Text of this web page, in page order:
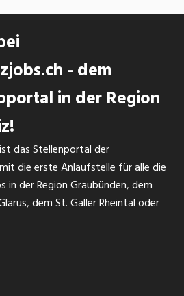
Messungen der
Asphalt gehört ebenso zu
Der Umfang unserer
somit vor allem auf die
im Bereich
- dem
in der Region
das Stellenportal der
die erste Anlaufstelle für alle die
in der Region Graubünden, dem
dem St. Galler Rheintal oder